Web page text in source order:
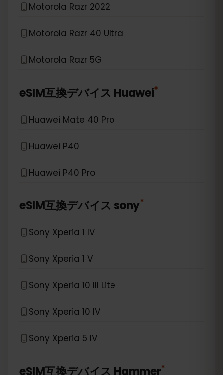
Motorola Razr 2022
Motorola Razr 40 Ultra
Motorola Razr 5G
eSIM互換デバイス Huawei*
Huawei Mate 40 Pro
Huawei P40
Huawei P40 Pro
eSIM互換デバイス sony*
Sony Xperia 1 IV
Sony Xperia 1 V
Sony Xperia 10 III Lite
Sony Xperia 10 IV
Sony Xperia 5 IV
eSIM互換デバイス Hammer*